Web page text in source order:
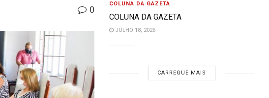
0
COLUNA DA GAZETA
COLUNA DA GAZETA
JULHO 18, 2026
CARREGUE MAIS